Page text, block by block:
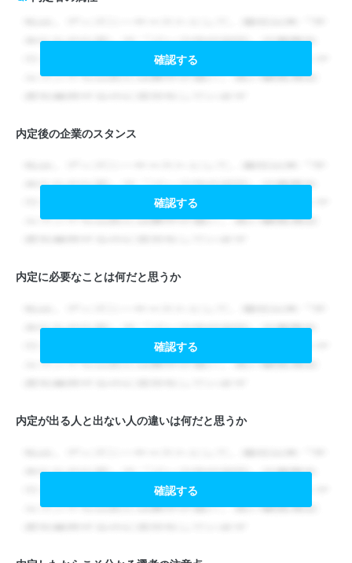
確認する
内定後の企業のスタンス
確認する
内定に必要なことは何だと思うか
確認する
内定が出る人と出ない人の違いは何だと思うか
確認する